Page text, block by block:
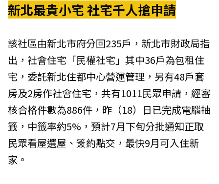
新北最貴小宅 社宅千人搶申請
該社區由新北市府分回235戶，新北市財政局指
出，社會住宅「民權社宅」其中36戶為包租住
宅，委託新北住都中心營運管理，另有48戶套
房及2房作社會住宅，共有1011民眾申請，經審
核合格件數為886件，昨（18）日已完成電腦抽
籤，中籤率約5%，預計7月下旬分批通知正取
民眾看屋選屋、簽約點交，最快9月可入住新
家。